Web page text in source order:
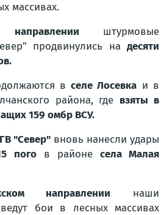
массивах.
направлении штурмовые
продвинулись на десяти
вселе Лосевка и в
района, где взяты в
159 омбр ВСУ.
"Север" вновь нанесли удары
погов районе села Малая
направлении наши
бои в лесных массивах